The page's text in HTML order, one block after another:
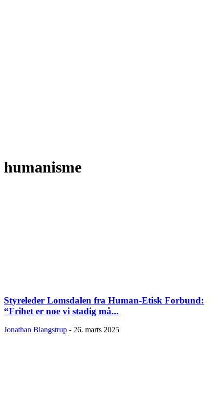
humanisme
Styreleder Lomsdalen fra Human-Etisk Forbund:
“Frihet er noe vi stadig må...
Jonathan Blangstrup - 26. marts 2025